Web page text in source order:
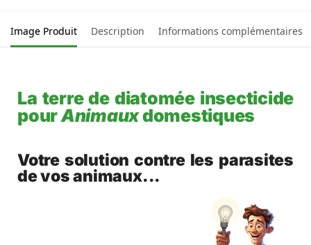
Image Produit Description Informations complémentaires
La terre de diatomée insecticide
pourAnimauxdomestiques
Votre solution contre les parasites
de vos animaux...